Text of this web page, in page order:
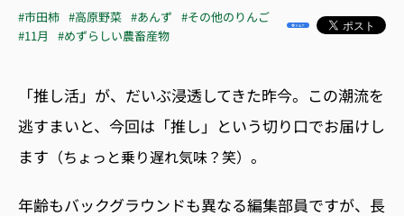
#市田柿 #高原野菜 #あんず #その他のりんご
#11月
#めずらしい農畜産物
「推し活」が、だいぶ浸透してきた昨今。この潮流を
逃すまいと、今回は「推し」という切り口でお届けし
ます （ちょっと乗り遅れ気味？笑） 。
年齢もバックグラウンドも異なる編集部員ですが、長